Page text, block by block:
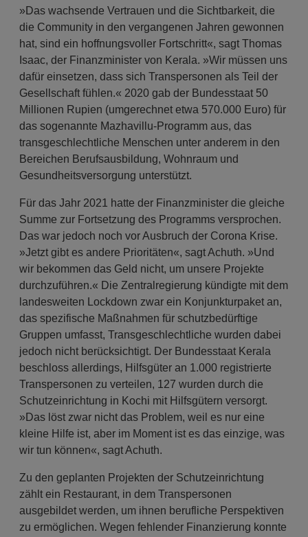
»Das wachsende Vertrauen und die Sichtbarkeit, die
die Community in den vergangenen Jahren gewonnen
hat, sind ein hoffnungsvoller Fortschritt«, sagt Thomas
Isaac, der Finanzminister von Kerala. »Wir müssen uns
dafür einsetzen, dass sich Transpersonen als Teil der
Gesellschaft fühlen.« 2020 gab der Bundesstaat 50
Millionen Rupien (umgerechnet etwa 570.000 Euro) für
das sogenannte Mazhavillu-Programm aus, das
transgeschlechtliche Menschen unter anderem in den
Bereichen Berufsausbildung, Wohnraum und
Gesundheitsversorgung unterstützt.
Für das Jahr 2021 hatte der Finanzminister die gleiche
Summe zur Fortsetzung des Programms versprochen.
Das war jedoch noch vor Ausbruch der Corona Krise.
»Jetzt gibt es andere Prioritäten«, sagt Achuth. »Und
wir bekommen das Geld nicht, um unsere Projekte
durchzuführen.« Die Zentralregierung kündigte mit dem
landesweiten Lockdown zwar ein Konjunkturpaket an,
das spezifische Maßnahmen für schutzbedürftige
Gruppen umfasst, Transgeschlechtliche wurden dabei
jedoch nicht berücksichtigt. Der Bundesstaat Kerala
beschloss allerdings, Hilfsgüter an 1.000 registrierte
Transpersonen zu verteilen, 127 wurden durch die
Schutzeinrichtung in Kochi mit Hilfsgütern versorgt.
»Das löst zwar nicht das Problem, weil es nur eine
kleine Hilfe ist, aber im Moment ist es das einzige, was
wir tun können«, sagt Achuth.
Zu den geplanten Projekten der Schutzeinrichtung
zählt ein Restaurant, in dem Transpersonen
ausgebildet werden, um ihnen berufliche Perspektiven
zu ermöglichen. Wegen fehlender Finanzierung konnte